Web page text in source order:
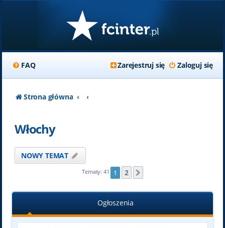
FAQ Zaloguj się
Zarejestruj się
Strona główna
Włochy
NOWY TEMAT
Tematy: 41 1 2
Ogłoszenia